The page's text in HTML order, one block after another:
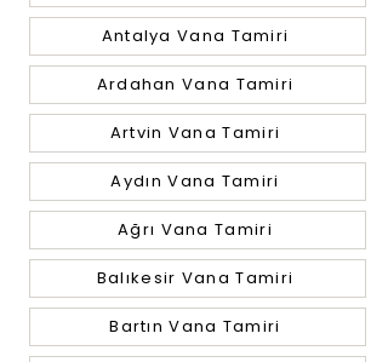
Antalya Vana Tamiri
Ardahan Vana Tamiri
Artvin Vana Tamiri
Aydın Vana Tamiri
Ağrı Vana Tamiri
Balıkesir Vana Tamiri
Bartın Vana Tamiri